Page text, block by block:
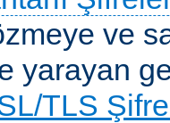
ve
yarayan
TLS